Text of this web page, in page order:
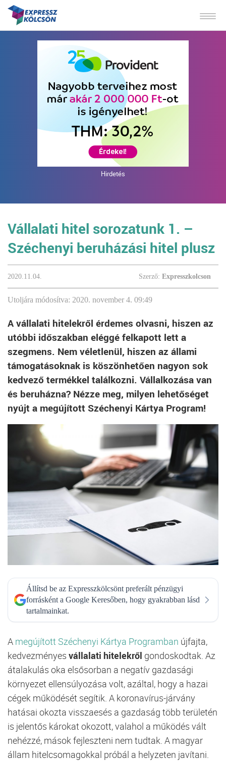
Hirdetés
Vállalati hitel sorozatunk 1. –
Széchenyi beruházási hitel plusz
2020.11.04. Szerző: Expresszkolcson
Utoljára módosítva: 2020. november 4. 09:49
A vállalati hitelekről érdemes olvasni, hiszen az
utóbbi időszakban eléggé felkapott lett a
szegmens. Nem véletlenül, hiszen az állami
támogatásoknak is köszönhetően nagyon sok
kedvező termékkel találkozni. Vállalkozása van
és beruházna? Nézze meg, milyen lehetőséget
nyújt a megújított Széchenyi Kártya Program!
Állítsd be az Expresszkölcsönt preferált pénzügyi
forrásként a Google Keresőben, hogy gyakrabban lásd
tartalmainkat.
A megújított Széchenyi Kártya Programban újfajta,
kedvezményes vállalati hitelekről gondoskodtak. Az
átalakulás oka elsősorban a negatív gazdasági
környezet ellensúlyozása volt, azáltal, hogy a hazai
cégek működését segítik. A koronavírus-járvány
hatásai okozta visszaesés a gazdaság több területén
is jelentős károkat okozott, valahol a működés vált
nehézzé, mások fejleszteni nem tudtak. A magyar
állam hitelcsomagokkal próbál a helyzeten javítani.